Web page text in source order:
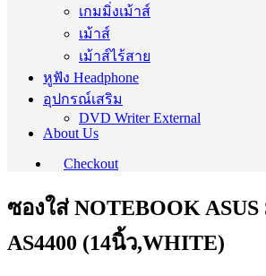
เกมมิ่งเม้าส์
เม้าส์
เม้าส์ไร้สาย
หูฟัง Headphone
อุปกรณ์เสริม
DVD Writer External
About Us
Checkout
ซองใส่ NOTEBOOK ASUS
AS4400 (14นิ้ว,WHITE)